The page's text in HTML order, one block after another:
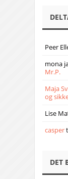
Peer
mona
Mr.P.
Maja
og
Lise
casper
DET